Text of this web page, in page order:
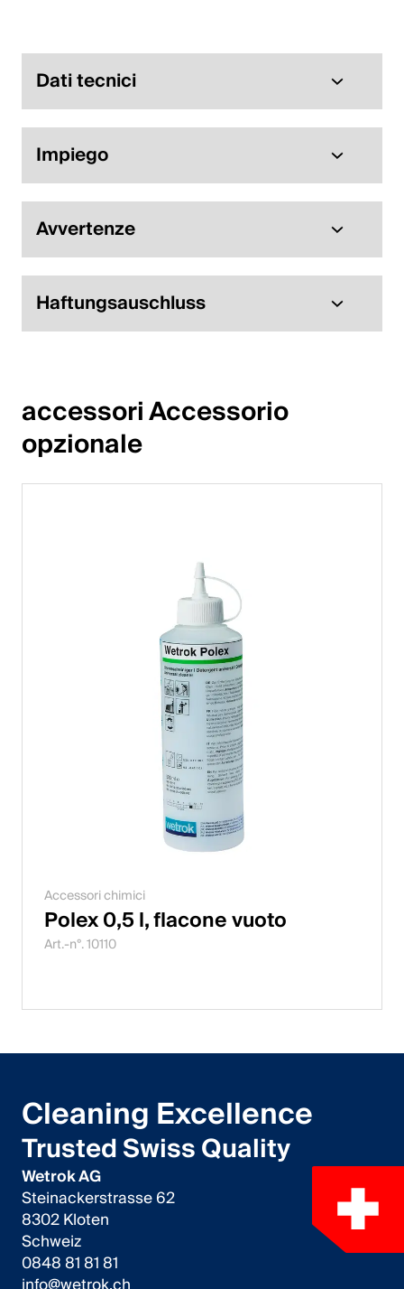
Dati tecnici
Impiego
Avvertenze
Haftungsauschluss
accessori Accessorio
opzionale
Accessori chimici
Polex 0,5 l, flacone vuoto
Art.-n°. 10110
Cleaning Excellence
Trusted Swiss Quality
Wetrok AG
Steinackerstrasse 62
8302 Kloten
Schweiz
0848 81 81 81